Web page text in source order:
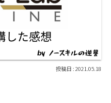
2021.05.18